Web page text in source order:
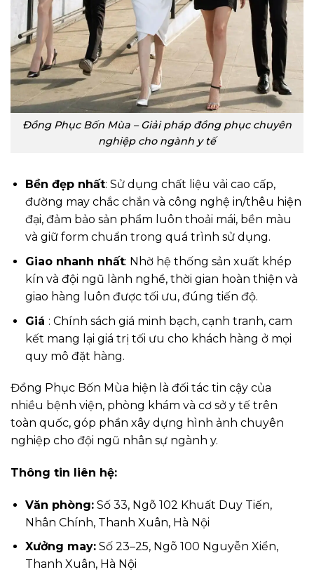
Đồng Phục Bốn Mùa – Giải pháp đồng phục chuyên
nghiệp cho ngành y tế
Bền đẹp nhất: Sử dụng chất liệu vải cao cấp,
đường may chắc chắn và công nghệ in/thêu hiện
đại, đảm bảo sản phẩm luôn thoải mái, bền màu
và giữ form chuẩn trong quá trình sử dụng.
Giao nhanh nhất: Nhờ hệ thống sản xuất khép
kín và đội ngũ lành nghề, thời gian hoàn thiện và
giao hàng luôn được tối ưu, đúng tiến độ.
Giá : Chính sách giá minh bạch, cạnh tranh, cam
kết mang lại giá trị tối ưu cho khách hàng ở mọi
quy mô đặt hàng.
Đồng Phục Bốn Mùa hiện là đối tác tin cậy của
nhiều bệnh viện, phòng khám và cơ sở y tế trên
toàn quốc, góp phần xây dựng hình ảnh chuyên
nghiệp cho đội ngũ nhân sự ngành y.
Thông tin liên hệ:
Văn phòng:Số 33, Ngõ 102 Khuất Duy Tiến,
Nhân Chính, Thanh Xuân, Hà Nội
Xưởng may:Số 23–25, Ngõ 100 Nguyễn Xiển,
Thanh Xuân, Hà Nội